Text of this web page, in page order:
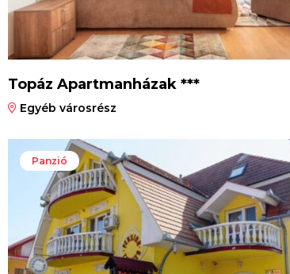
Topáz Apartmanházak ***
Egyéb városrész
Panzió